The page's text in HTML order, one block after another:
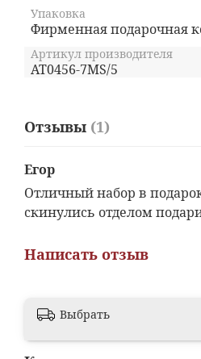
Упаковка
Фирменная подарочная
Артикул производителя
AT0456-7MS/5
Отзывы (1)
Егор
Отличный набор в
скинулись отделом
Написать отзыв
Выбрать